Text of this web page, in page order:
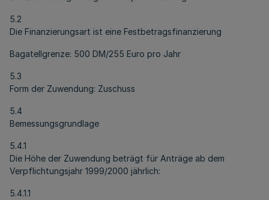
5.2
Die Finanzierungsart ist eine Festbetragsfinanzierung
Bagatellgrenze: 500 DM/255 Euro pro Jahr
5.3
Form der Zuwendung: Zuschuss
5.4
Bemessungsgrundlage
5.4.1
Die Höhe der Zuwendung beträgt für Anträge ab dem
Verpflichtungsjahr 1999/2000 jährlich:
5.4.1.1